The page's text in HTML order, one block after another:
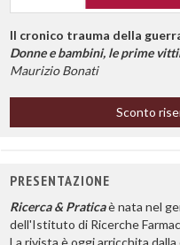
Il cronico trauma della
Donne e bambini, le prime
Maurizio Bonati
Sconto
PRESENTAZIONE
Ricerca & Praticaè nata nel
dell'Istituto di Ricerche
La rivista è oggi arricchita